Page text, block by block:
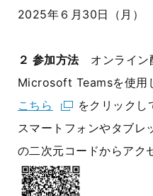
2025年６月 30日（月）
２ 参加方法 オンライン
Microsoft Teamsを使用
こちら
をクリックし
スマートフォンやタブレ
の二次元コードからアク